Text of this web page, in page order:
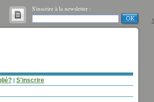
S'inscrire à la newsletter :
| S'inscrire